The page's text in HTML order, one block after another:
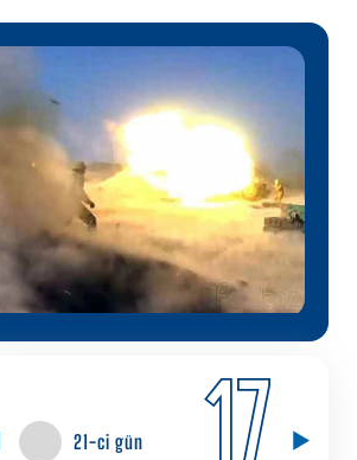
21-ci gün 17